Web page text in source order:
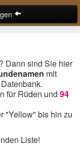
? Dann sind Sie hier
mit
für Rüden und 94
"Yellow" bis hin zu
Liste!